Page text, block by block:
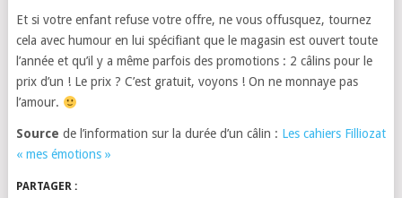
Et si votre enfant refuse votre offre, ne vous offusquez, tournez
cela avec humour en lui spécifiant que le magasin est ouvert toute
l’année et qu’il y a même parfois des promotions : 2 câlins pour le
prix d’un ! Le prix ? C’est gratuit, voyons ! On ne monnaye pas
l’amour.
Source de l’information sur la durée d’un câlin : Les cahiers Filliozat
« mes émotions »
PARTAGER :